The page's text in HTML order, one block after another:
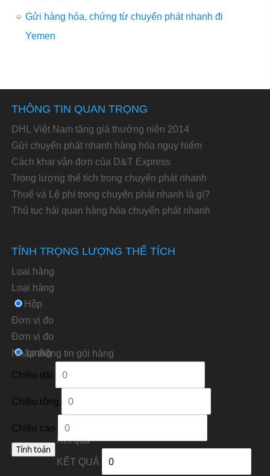
Gửi hàng hóa, chứng từ chuyển phát nhanh đi
Yemen
THÔNG TIN QUAN TRỌNG
DHL Việt Nam tăng giá thường niên 2014
Gửi chuyển phát nhanh hàng hóa nguy hiểm
Cách khai vận đơn của D&T Express
Trọng lượng thể tích trong chuyển phát nhanh
Thuế và Lệ phí trong chuyển phát nhanh là gì?
Thủ tục hải quan hàng hóa chuyển phát nhanh
TÍNH TRỌNG LƯỢNG THỂ TÍCH
Lọai hàng
Loại hàng
Hộp
Đơn vị đo
Ðơn vị đo
cm/kg
Nhập thông tin gói hàng
Chiều dài
Chiều rộng
Chiều cao
Kết quả
KẾT QUẢ